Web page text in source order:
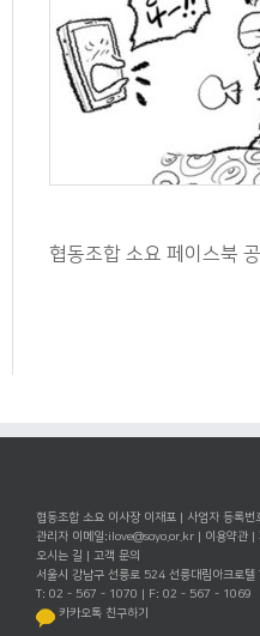
협동조합 소요 페이스북
협동조합 소요 이사장 이재포 | 사업자 등록
관리자 이메일:ilove@soyo.or.kr | 이용약관 |
오시는 길 | 고객 문의
서울시 강남구 선릉로 524 선릉대림아크로
T: 02 - 567 - 1070 | F: 02 - 567 - 1069
카카오톡 친구하기